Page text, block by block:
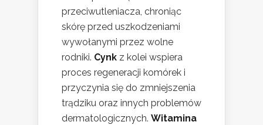
przeciwutleniacza, chroniąc
skórę przed uszkodzeniami
wywołanymi przez wolne
rodniki. Cynk z kolei wspiera
proces regeneracji komórek i
przyczynia się do zmniejszenia
trądziku oraz innych problemów
dermatologicznych. Witamina